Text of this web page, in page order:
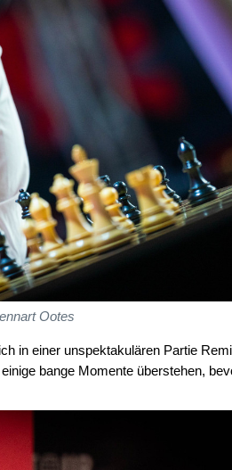
Ootes
in einer unspektakulären Partie
bange Momente überstehen,